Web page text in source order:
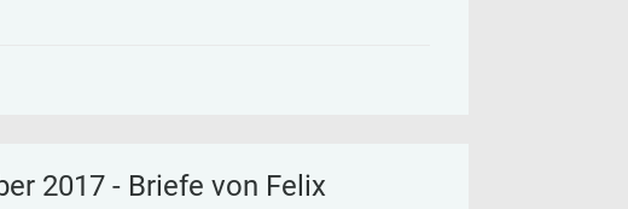
2017 - Briefe von Felix